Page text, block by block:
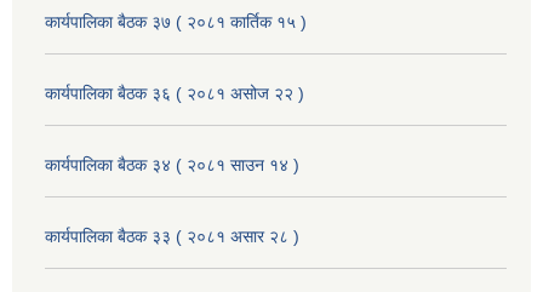
कार्यपालिका बैठक ३७ ( २०८१ कार्तिक १५ )
कार्यपालिका बैठक ३६ ( २०८१ असोज २२ )
कार्यपालिका बैठक ३४ ( २०८१ साउन १४ )
कार्यपालिका बैठक ३३ ( २०८१ असार २८ )